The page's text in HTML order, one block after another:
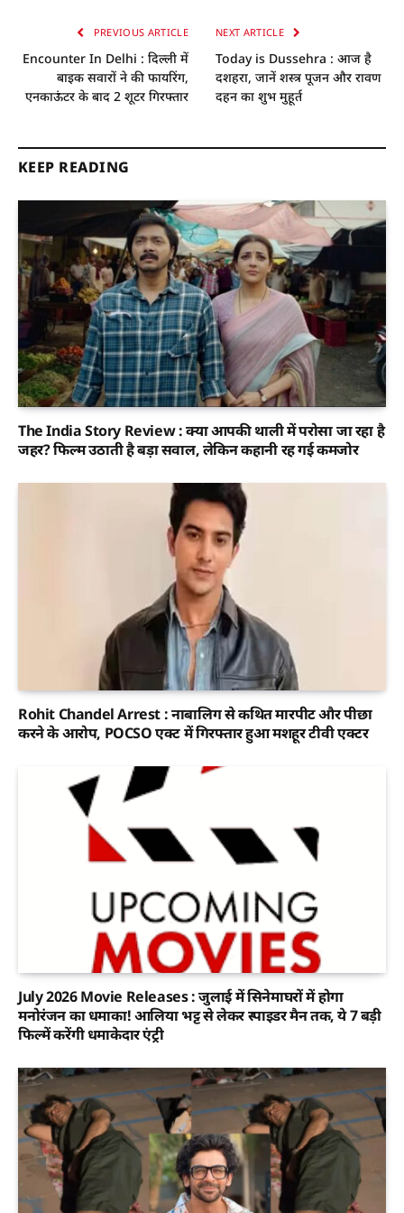
PREVIOUS ARTICLE
Encounter In Delhi : दिल्ली में
बाइक सवारों ने की फायरिंग,
एनकाऊंटर के बाद 2 शूटर गिरफ्तार
NEXT ARTICLE
Today is Dussehra : आज है
दशहरा, जानें शस्त्र पूजन और रावण
दहन का शुभ मुहूर्त
KEEP READING
The India Story Review : क्या आपकी थाली में परोसा जा रहा है
जहर? फिल्म उठाती है बड़ा सवाल, लेकिन कहानी रह गई कमजोर
Rohit Chandel Arrest : नाबालिग से कथित मारपीट और पीछा
करने के आरोप, POCSO एक्ट में गिरफ्तार हुआ मशहूर टीवी एक्टर
July 2026 Movie Releases : जुलाई में सिनेमाघरों में होगा
मनोरंजन का धमाका! आलिया भट्ट से लेकर स्पाइडर मैन तक, ये 7 बड़ी
फिल्में करेंगी धमाकेदार एंट्री